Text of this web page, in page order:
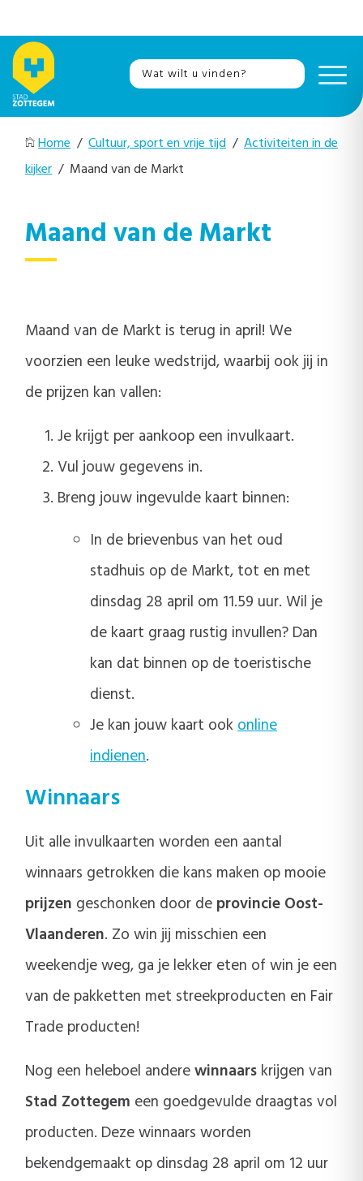
Home / Cultuur, sport en vrije tijd / Activiteiten in de
kijker / Maand van de Markt
Maand van de Markt
Maand van de Markt is terug in april! We
voorzien een leuke wedstrijd, waarbij ook jij in
de prijzen kan vallen:
Je krijgt per aankoop een invulkaart.
Vul jouw gegevens in.
Breng jouw ingevulde kaart binnen:
In de brievenbus van het oud
stadhuis op de Markt, tot en met
dinsdag 28 april om 11.59 uur. Wil je
de kaart graag rustig invullen? Dan
kan dat binnen op de toeristische
dienst.
Je kan jouw kaart ookonline
indienen.
Winnaars
Uit alle invulkaarten worden een aantal
winnaars getrokken die kans maken op mooie
prijzen geschonken door de provincie Oost-
Vlaanderen. Zo win jij misschien een
weekendje weg, ga je lekker eten of win je een
van de pakketten met streekproducten en Fair
Trade producten!
Nog een heleboel anderewinnaars krijgen van
Stad Zottegem een goedgevulde draagtas vol
producten. Deze winnaars worden
bekendgemaakt op dinsdag 28 april om 12 uur